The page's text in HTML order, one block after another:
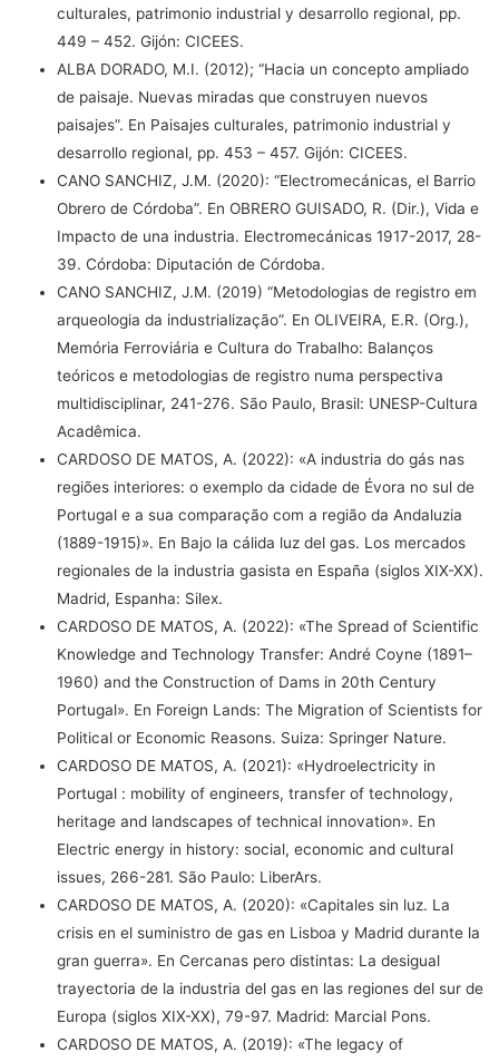
culturales, patrimonio industrial y desarrollo regional, pp.
449 – 452. Gijón: CICEES.
ALBA DORADO, M.I. (2012); “Hacia un concepto ampliado
de paisaje. Nuevas miradas que construyen nuevos
paisajes”. En Paisajes culturales, patrimonio industrial y
desarrollo regional, pp. 453 – 457. Gijón: CICEES.
CANO SANCHIZ, J.M. (2020): “Electromecánicas, el Barrio
Obrero de Córdoba”. En OBRERO GUISADO, R. (Dir.), Vida e
Impacto de una industria. Electromecánicas 1917-2017, 28-
39. Córdoba: Diputación de Córdoba.
CANO SANCHIZ, J.M. (2019) “Metodologias de registro em
arqueologia da industrialização”. En OLIVEIRA, E.R. (Org.),
Memória Ferroviária e Cultura do Trabalho: Balanços
teóricos e metodologias de registro numa perspectiva
multidisciplinar, 241-276. São Paulo, Brasil: UNESP-Cultura
Acadêmica.
CARDOSO DE MATOS, A. (2022): «A industria do gás nas
regiões interiores: o exemplo da cidade de Évora no sul de
Portugal e a sua comparação com a região da Andaluzia
(1889-1915)». En Bajo la cálida luz del gas. Los mercados
regionales de la industria gasista en España (siglos XIX-XX).
Madrid, Espanha: Silex.
CARDOSO DE MATOS, A. (2022): «The Spread of Scientific
Knowledge and Technology Transfer: André Coyne (1891–
1960) and the Construction of Dams in 20th Century
Portugal». En Foreign Lands: The Migration of Scientists for
Political or Economic Reasons. Suiza: Springer Nature.
CARDOSO DE MATOS, A. (2021): «Hydroelectricity in
Portugal : mobility of engineers, transfer of technology,
heritage and landscapes of technical innovation». En
Electric energy in history: social, economic and cultural
issues, 266-281. São Paulo: LiberArs.
CARDOSO DE MATOS, A. (2020): «Capitales sin luz. La
crisis en el suministro de gas en Lisboa y Madrid durante la
gran guerra». En Cercanas pero distintas: La desigual
trayectoria de la industria del gas en las regiones del sur de
Europa (siglos XIX-XX), 79-97. Madrid: Marcial Pons.
CARDOSO DE MATOS, A. (2019): «The legacy of